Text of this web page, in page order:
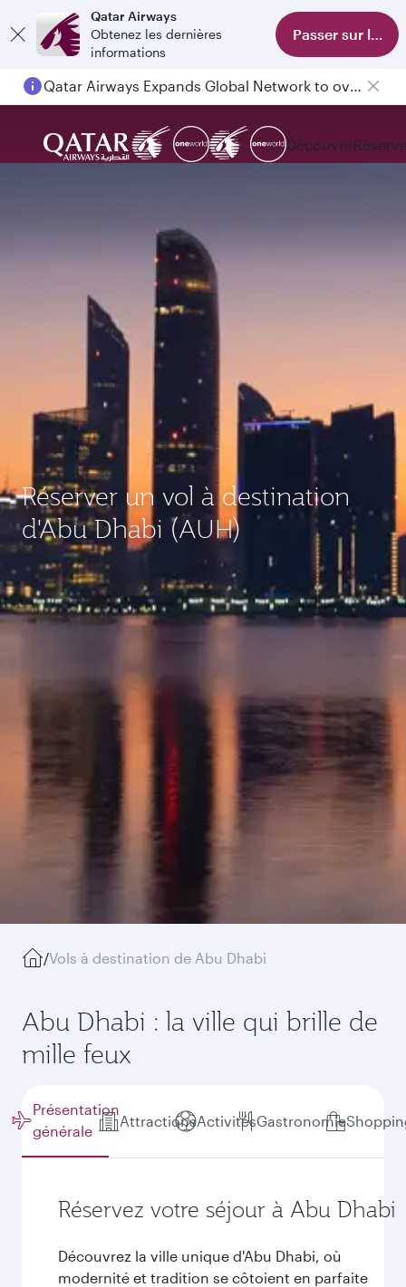
Qatar Airways
Obtenez les dernières
informations
Passer sur
Qatar Airways Expands Global Network to over 160 Destinations
Découvrir
Réserver un vol à destination
d'Abu Dhabi (AUH)
/Vols à destination de Abu Dhabi
Abu Dhabi : la ville qui brille de
mille feux
Présentation
générale
AttractionsActivitésGastronomie
Réservez votre séjour à Abu Dhabi
Découvrez la ville unique d'Abu Dhabi, où
modernité et tradition se côtoient en parfaite